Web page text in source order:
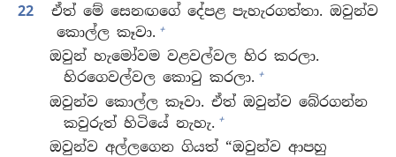
22
ඒත් මේ සෙනඟගේ දේපළ පැහැරගත්තා. ඔවුන්ව
කොල්ල කෑවා. +
ඔවුන් හැමෝවම වළවල්වල හිර කරලා.
හිරගෙවල්වල කොටු කරලා. +
ඔවුන්ව කොල්ල කෑවා. ඒත් ඔවුන්ව බේරගන්න
කවුරුත් හිටියේ නැහැ. +
ඔවුන්ව අල්ලගෙන ගියත් “ඔවුන්ව ආපහු